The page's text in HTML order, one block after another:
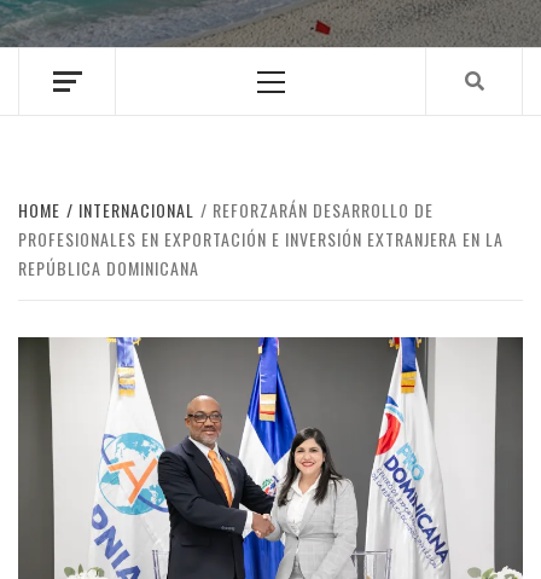
Menu
HOME INTERNACIONAL
REFORZARÁN DESARROLLO DE
PROFESIONALES EN EXPORTACIÓN E INVERSIÓN EXTRANJERA EN LA
REPÚBLICA DOMINICANA